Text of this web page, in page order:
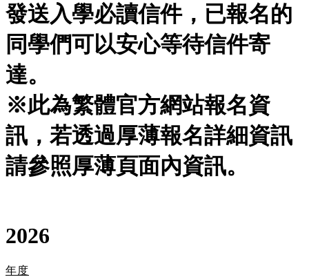
發送入學必讀信件，已報名的
同學們可以安心等待信件寄
達。
※此為繁體官方網站報名資
訊，若透過厚薄報名詳細資訊
請參照厚薄頁面內資訊。
2026
年度